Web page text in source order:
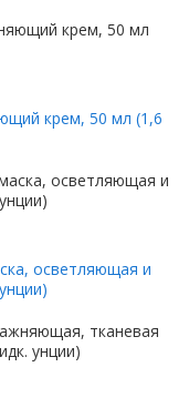
крем, 50 мл (1,6
осветляющая и